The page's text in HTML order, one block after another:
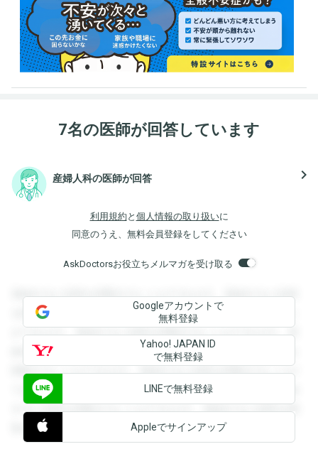
7名の医師が回答しています
産婦人科の医師が回答 navigate_next
利用規約 と 個人情報の取り扱いに
同意のうえ、無料会員登録をしてください
AskDoctorsお役立ちメルマガを受け取る
登録すると回答を閲覧することができます。登録すると回答
を閲覧することができます。登録すると回答を閲覧すること
ができます。登録すると回答を閲覧することができます。登
録すると回答を閲覧することができます。登録すると回答を
閲覧することができます。登録すると回答を閲覧することが
できます。登録すると回答を閲覧することができます。登録
すると回答を閲覧することができます。登録すると回答を閲
覧することができます。
Googleアカウントで
無料登録
Yahoo! JAPAN ID
で無料登録
LINEで無料登録
Appleでサインアップ